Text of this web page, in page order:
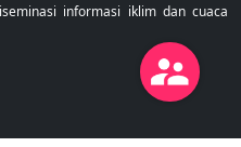
informasi iklim dan cuaca